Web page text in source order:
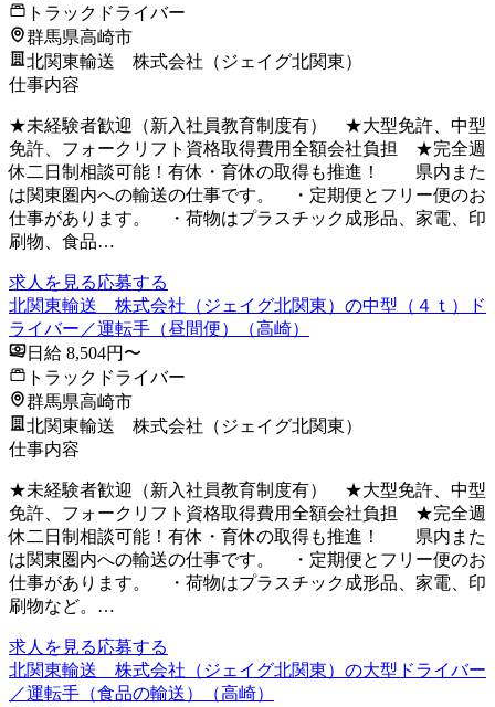
トラックドライバー
群馬県高崎市
北関東輸送 株式会社（ジェイグ北関東）
仕事内容
★未経験者歓迎（新入社員教育制度有） ★大型免許、中型
免許、フォークリフト資格取得費用全額会社負担 ★完全週
休二日制相談可能！有休・育休の取得も推進！ 県内また
は関東圏内への輸送の仕事です。 ・定期便とフリー便のお
仕事があります。 ・荷物はプラスチック成形品、家電、印
刷物、食品…
求人を見る応募する
北関東輸送 株式会社（ジェイグ北関東）の中型（４ｔ）ド
ライバー／運転手（昼間便）（高崎）
日給 8,504円〜
トラックドライバー
群馬県高崎市
北関東輸送 株式会社（ジェイグ北関東）
仕事内容
★未経験者歓迎（新入社員教育制度有） ★大型免許、中型
免許、フォークリフト資格取得費用全額会社負担 ★完全週
休二日制相談可能！有休・育休の取得も推進！ 県内また
は関東圏内への輸送の仕事です。 ・定期便とフリー便のお
仕事があります。 ・荷物はプラスチック成形品、家電、印
刷物など。…
求人を見る応募する
北関東輸送 株式会社（ジェイグ北関東）の大型ドライバー
／運転手（食品の輸送）（高崎）